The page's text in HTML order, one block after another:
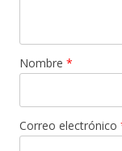
Nombre *
Correo electrónico